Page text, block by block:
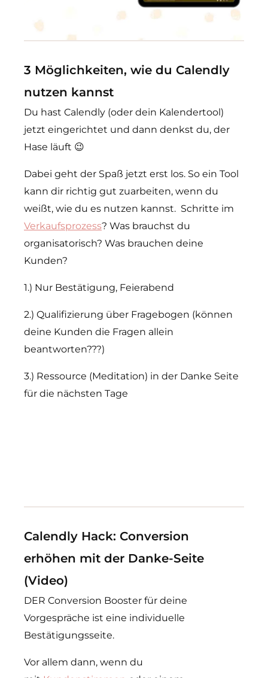
3 Möglichkeiten, wie du Calendly
nutzen kannst
Du hast Calendly (oder dein Kalendertool)
jetzt eingerichtet und dann denkst du, der
Hase läuft 😉
Dabei geht der Spaß jetzt erst los. So ein Tool
kann dir richtig gut zuarbeiten, wenn du
weißt, wie du es nutzen kannst. Schritte im
Verkaufsprozess? Was brauchst du
organisatorisch? Was brauchen deine
Kunden?
1.) Nur Bestätigung, Feierabend
2.) Qualifizierung über Fragebogen (können
deine Kunden die Fragen allein
beantworten???)
3.) Ressource (Meditation) in der Danke Seite
für die nächsten Tage
Calendly Hack: Conversion
erhöhen mit der Danke-Seite
(Video)
DER Conversion Booster für deine
Vorgespräche ist eine individuelle
Bestätigungsseite.
Vor allem dann, wenn du